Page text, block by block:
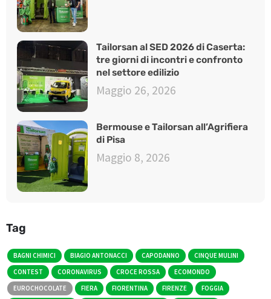
Tailorsan al SED 2026 di Caserta:
tre giorni di incontri e confronto
nel settore edilizio
Maggio 26, 2026
Bermouse e Tailorsan all’Agrifiera
di Pisa
Maggio 8, 2026
Tag
BAGNI CHIMICI BIAGIO ANTONACCI CAPODANNO
CINQUE MULINI
CONTEST
CORONAVIRUS CROCE ROSSA
ECOMONDO
EUROCHOCOLATE
FIERA FIORENTINA FIRENZE
FOGGIA